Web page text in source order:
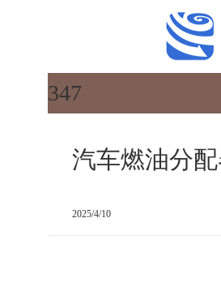
347
汽车燃油分
2025/4/10